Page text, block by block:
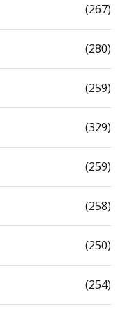
(267)
(280)
(259)
(329)
(259)
(258)
(250)
(254)